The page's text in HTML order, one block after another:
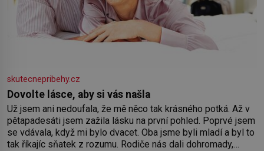
skutecnepribehy.cz
Dovolte lásce, aby si vás našla
Už jsem ani nedoufala, že mě něco tak krásného potká. Až v
pětapadesáti jsem zažila lásku na první pohled. Poprvé jsem
se vdávala, když mi bylo dvacet. Oba jsme byli mladí a byl to
tak říkajíc sňatek z rozumu. Rodiče nás dali dohromady,